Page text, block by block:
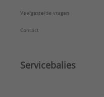
Veelgestelde vragen
Contact
Servicebalies